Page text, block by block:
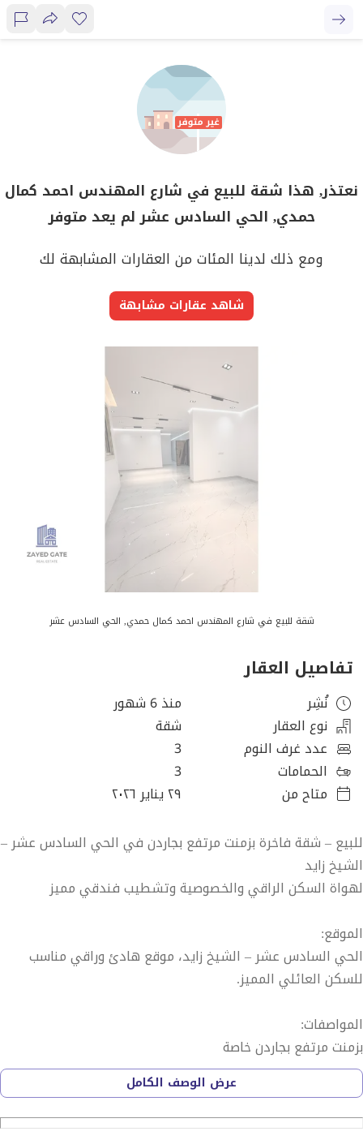
نعتذر, هذا شقة للبيع في شارع المهندس احمد كمال
حمدي, الحي السادس عشر لم يعد متوفر
ومع ذلك لدينا المئات من العقارات المشابهة لك
شاهد عقارات مشابهة
شقة للبيع في شارع المهندس احمد كمال حمدي, الحي السادس عشر
تفاصيل العقار
نُشِر
منذ 6 شهور
نوع العقار
شقة
عدد غرف النوم
3
الحمامات
3
متاح من
٢٩ يناير ٢٠٢٦
للبيع – شقة فاخرة بزمنت مرتفع بجاردن في الحي السادس عشر –
الشيخ زايد
لهواة السكن الراقي والخصوصية وتشطيب فندقي مميز
الموقع:
الحي السادس عشر – الشيخ زايد، موقع هادئ وراقي مناسب
للسكن العائلي المميز.
المواصفات:
بزمنت مرتفع بجاردن خاصة
تشطيب ألترا سوبر سوبر لوكس
أول سكن
مدخل خاص تشطيب رخام
عرض الوصف الكامل